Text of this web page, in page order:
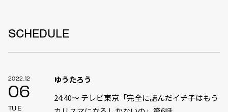
SCHEDULE
2022.12
06
TUE
ゆうたろう
24:40〜 テレビ東京「完全に詰んだイチ子はもう